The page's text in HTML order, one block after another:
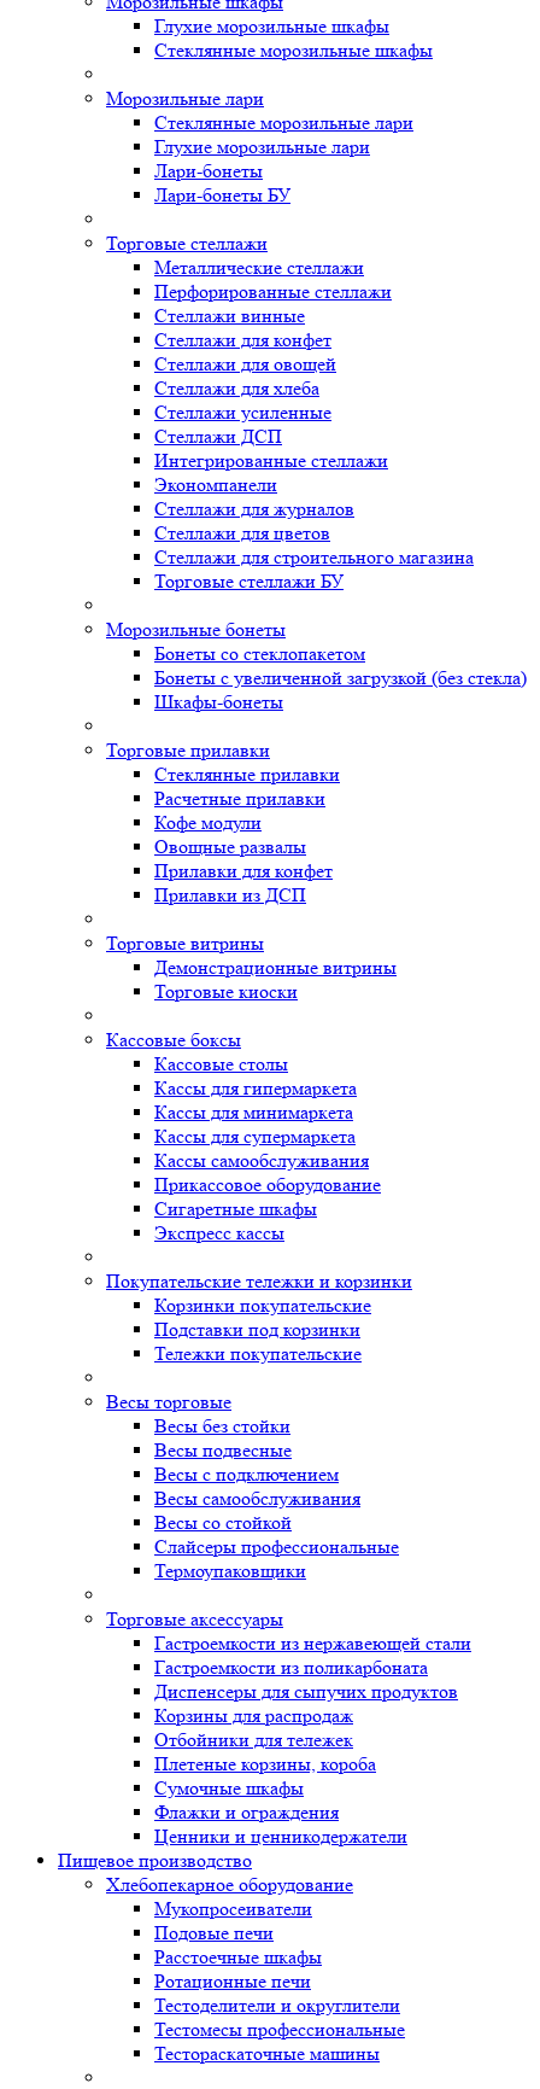
Глухие морозильные шкафы
Стеклянные морозильные шкафы
Морозильные лари
Стеклянные морозильные лари
Глухие морозильные лари
Лари-бонеты
Лари-бонеты БУ
Торговые стеллажи
Металлические стеллажи
Перфорированные стеллажи
Стеллажи винные
Стеллажи для конфет
Стеллажи для овощей
Стеллажи для хлеба
Стеллажи усиленные
Стеллажи ДСП
Интегрированные стеллажи
Экономпанели
Стеллажи для журналов
Стеллажи для цветов
Стеллажи для строительного магазина
Торговые стеллажи БУ
Морозильные бонеты
Бонеты со стеклопакетом
Бонеты с увеличенной загрузкой (без стекла)
Шкафы-бонеты
Торговые прилавки
Стеклянные прилавки
Расчетные прилавки
Кофе модули
Овощные развалы
Прилавки для конфет
Прилавки из ДСП
Торговые витрины
Демонстрационные витрины
Торговые киоски
Кассовые боксы
Кассовые столы
Кассы для гипермаркета
Кассы для минимаркета
Кассы для супермаркета
Кассы самообслуживания
Прикассовое оборудование
Сигаретные шкафы
Экспресс кассы
Покупательские тележки и корзинки
Корзинки покупательские
Подставки под корзинки
Тележки покупательские
Весы торговые
Весы без стойки
Весы подвесные
Весы с подключением
Весы самообслуживания
Весы со стойкой
Слайсеры профессиональные
Термоупаковщики
Торговые аксессуары
Гастроемкости из нержавеющей стали
Гастроемкости из поликарбоната
Диспенсеры для сыпучих продуктов
Корзины для распродаж
Отбойники для тележек
Плетеные корзины, короба
Сумочные шкафы
Флажки и ограждения
Ценники и ценникодержатели
Пищевое производство
Хлебопекарное оборудование
Мукопросеиватели
Подовые печи
Расстоечные шкафы
Ротационные печи
Тестоделители и округлители
Тестомесы профессиональные
Тестораскаточные машины